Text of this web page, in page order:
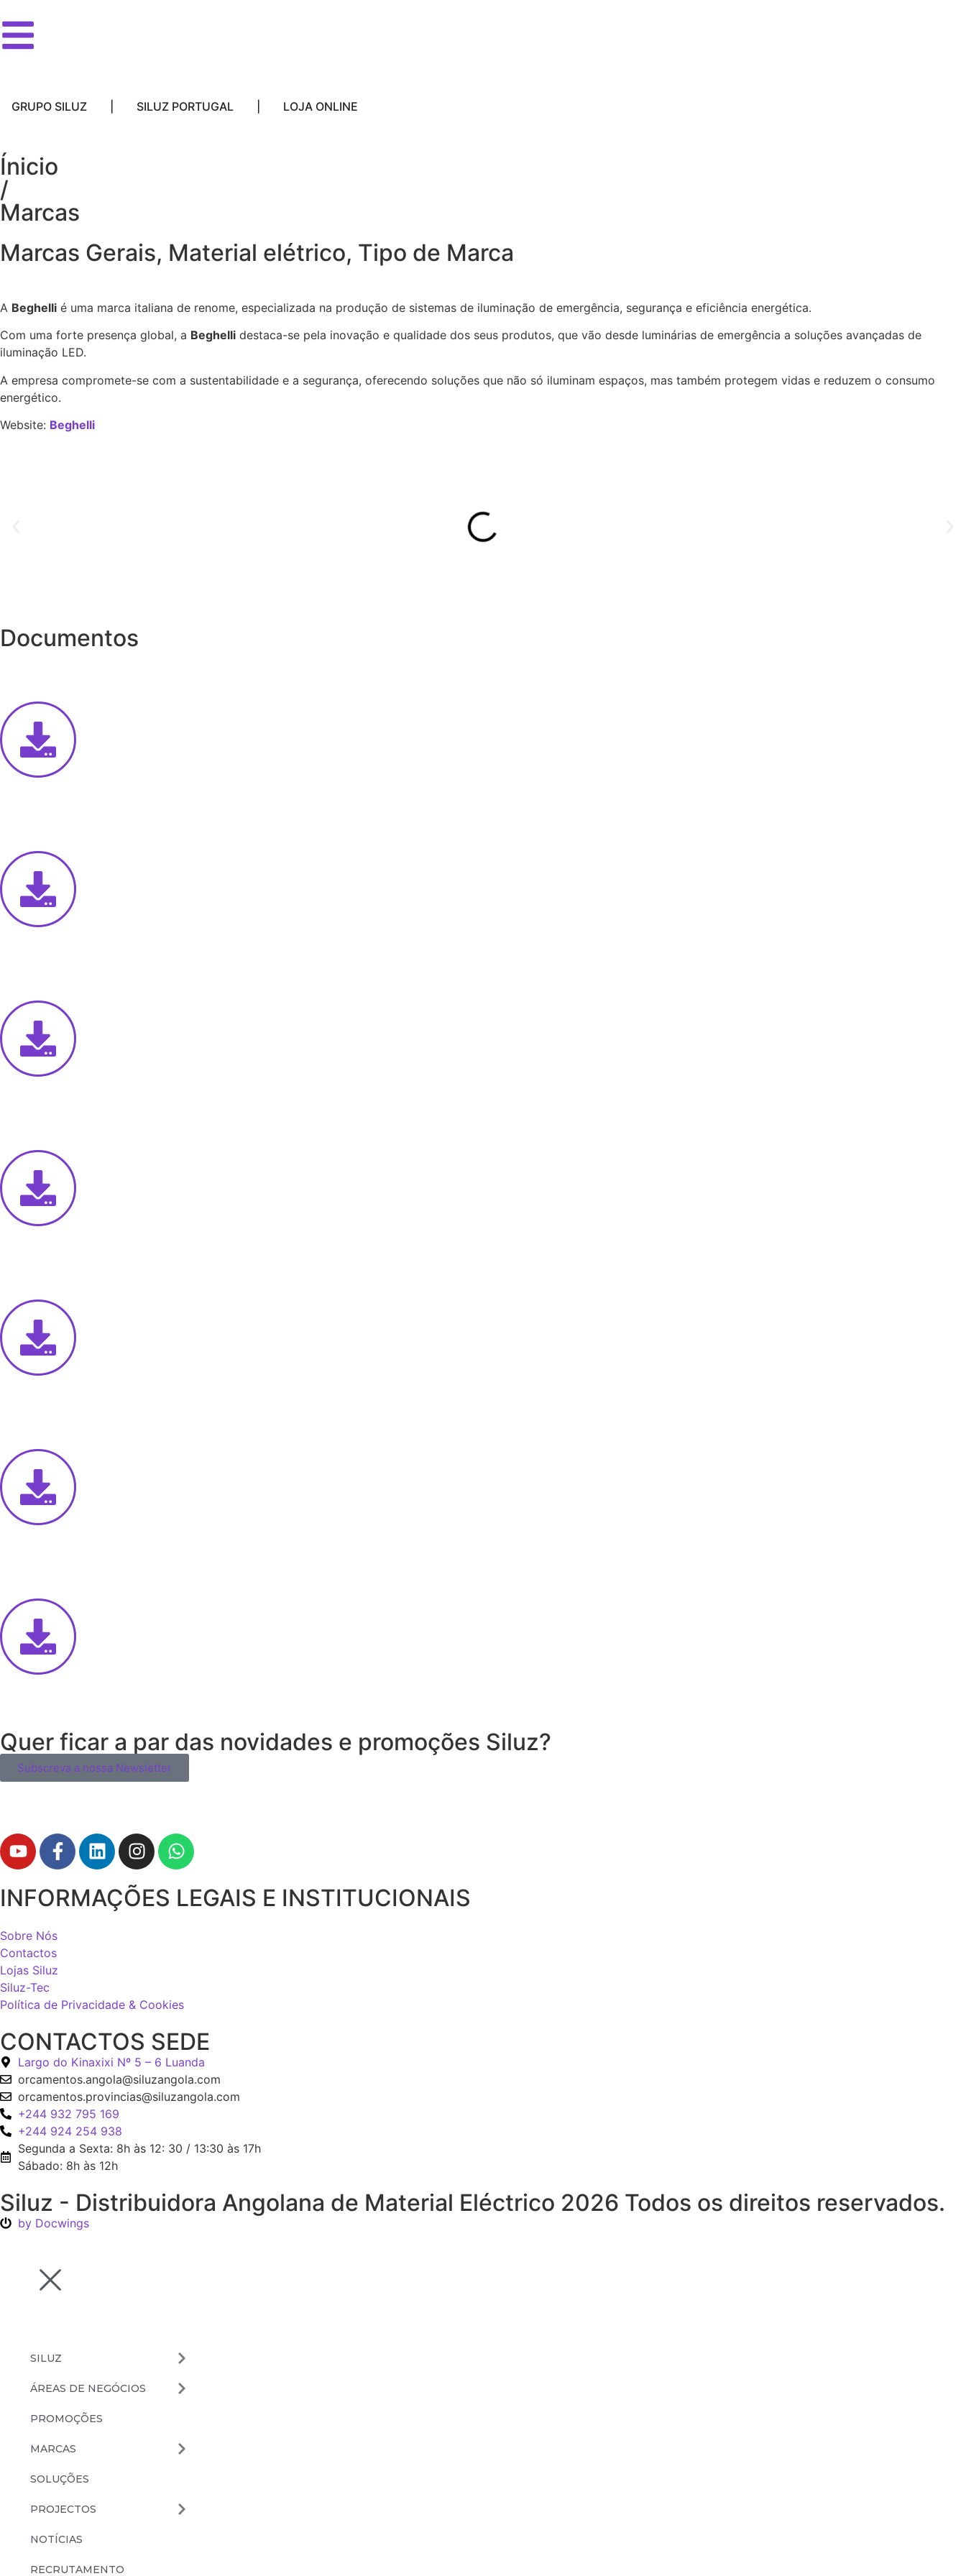
GRUPO SILUZ SILUZ PORTUGAL LOJA ONLINE
Ínicio
/
Marcas
Marcas Gerais, Material elétrico, Tipo de Marca
A Beghelli é uma marca italiana de renome, especializada na produção de sistemas de iluminação de emergência, segurança e eficiência energética.
Com uma forte presença global, a Beghelli destaca-se pela inovação e qualidade dos seus produtos, que vão desde luminárias de emergência a soluções avançadas de
iluminação LED.
A empresa compromete-se com a sustentabilidade e a segurança, oferecendo soluções que não só iluminam espaços, mas também protegem vidas e reduzem o consumo
energético.
Website: Beghelli
Documentos
Quer ficar a par das novidades e promoções Siluz?
Subscreva a nossa Newsletter
INFORMAÇÕES LEGAIS E INSTITUCIONAIS
Sobre Nós
Contactos
Lojas Siluz
Siluz-Tec
Política de Privacidade & Cookies
CONTACTOS SEDE
Largo do Kinaxixi Nº 5 – 6 Luanda
orcamentos.angola@siluzangola.com
orcamentos.provincias@siluzangola.com
+244 932 795 169
+244 924 254 938
Segunda a Sexta: 8h às 12: 30 / 13:30 às 17h
Sábado: 8h às 12h
Siluz - Distribuidora Angolana de Material Eléctrico 2026 Todos os direitos reservados.
by Docwings
SILUZ
ÁREAS DE NEGÓCIOS
PROMOÇÕES
MARCAS
SOLUÇÕES
PROJECTOS
NOTÍCIAS
RECRUTAMENTO